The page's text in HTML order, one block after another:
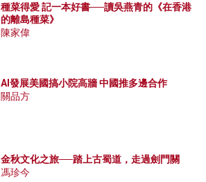
種菜得愛 記一本好書──讀吳燕青的《在香港
的離島種菜》
陳家偉
AI發展美國搞小院高牆 中國推多邊合作
關品方
金秋文化之旅──踏上古蜀道，走過劍門關
馮珍今